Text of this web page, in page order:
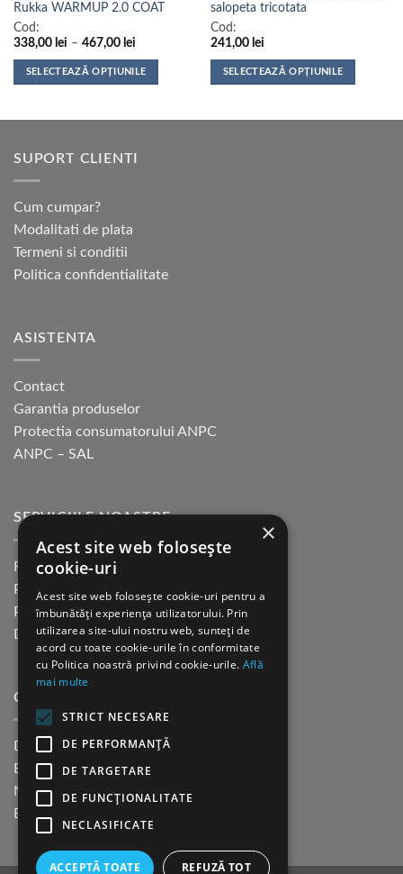
Rukka WARMUP 2.0 COAT
Cod:
338,00 lei – 467,00 leiInterval
prețuri:
338,00 lei
SELECTEAZĂ OPȚIUNILE
Opțiunile
pot
fi
în
salopeta tricotata
Cod:
241,00 lei
SELECTEAZĂ OPȚIUNILE
SUPORT CLIENTI
Cum cumpar?
Modalitati de plata
Termeni si conditii
Politica confidentialitate
ASISTENTA
Contact
Garantia produselor
Protectia consumatorului ANPC
ANPC – SAL
SERVICIILE NOASTRE
Returnare in 30 de zile
Plata cu cardul Guerrilla
Plata in rate fara dobanda
Distributie sau profesionisti
CINE SUNTEM?
Despre noi
Blog
Newsletter
Evenimente
×
Acest site web folosește
cookie-uri
Acest site web folosește cookie-uri pentru a
îmbunătăți experiența utilizatorului. Prin
utilizarea site-ului nostru web, sunteți de
acord cu toate cookie-urile în conformitate
cu Politica noastră privind cookie-urile. Află
mai multe
STRICT NECESARE
DE PERFORMANȚĂ
DE TARGETARE
DE FUNCŢIONALITATE
NECLASIFICATE
ACCEPTĂ TOATE REFUZĂ TOT